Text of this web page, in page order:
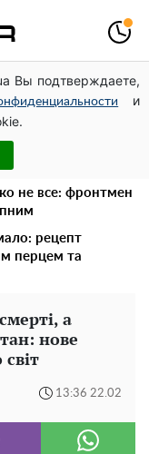
Вы подтверждаете,
и
як "Партія миру"
полі
кар'єра від актора
керівники
не все: фронтмен
рецепт
перцем та
а
нове
13:36 22.02